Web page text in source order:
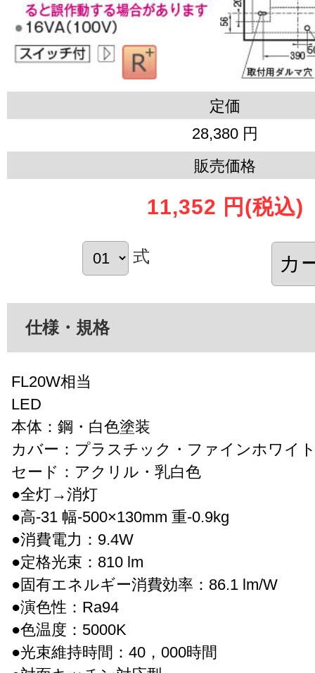
定価
28,380 円
販売価格
11,352 円 (税込)
式
仕様・規格
FL20W相当
LED
本体：鋼・白色塗装
カバー：プラスチック・ファインホワイ
セード：アクリル・乳白色
●全灯→消灯
●高-31 幅-500×130mm 重-0.9kg
●消費電力：9.4W
●定格光束：810 lm
●固有エネルギー消費効率：86.1 lm/W
●演色性：Ra94
●色温度：5000K
●光束維持時間：40，000時間